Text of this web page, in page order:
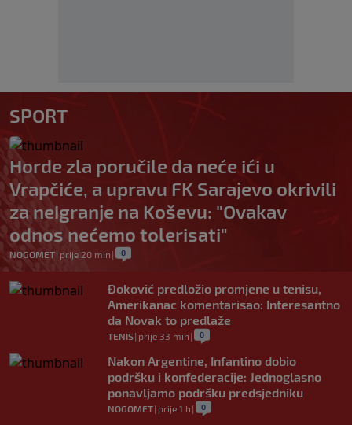
SPORT
Horde zla poručile da neće ići u
Vrapčiće, a upravu FK Sarajevo okrivili
za neigranje na Koševu: "Ovakav
odnos nećemo tolerisati"
NOGOMET| prije 20 min | 0
Đoković predložio promjene u tenisu,
Amerikanac komentarisao: Interesantno
da Novak to predlaže
TENIS| prije 33 min | 0
Nakon Argentine, Infantino dobio
podršku i konfederacije: Jednoglasno
ponavljamo podršku predsjedniku
NOGOMET| prije 1 h | 0